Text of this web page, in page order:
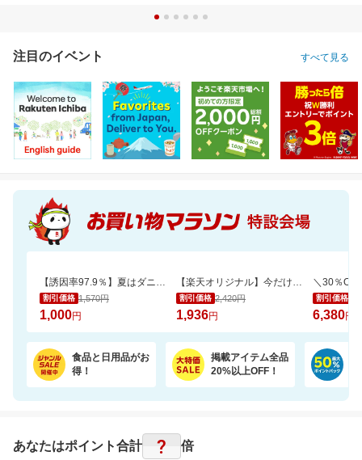
注目のイベント すべて見る
【誘因率97.9％】夏はダニのピーク！ダニ捕りラボで赤ちゃんも安心
割引価格 1,570円
1,000円
【楽天オリジナル】今だけ20％OFFセール！高コスパのペットシーツ大容量！
割引価格 2,420円
1,936円
割引価格
6,380円
食品と日用品がお
得！
掲載アイテム全品
20%以上OFF！
あなたはポイント合計 ? 倍